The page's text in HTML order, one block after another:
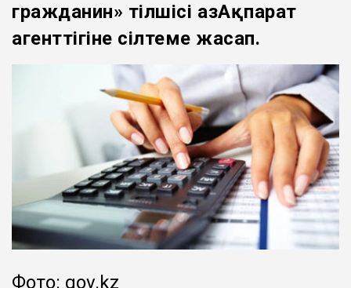
гражданин» тілшісі ҚазАқпарат
агенттігіне сілтеме жасап.
Фото: gov.kz